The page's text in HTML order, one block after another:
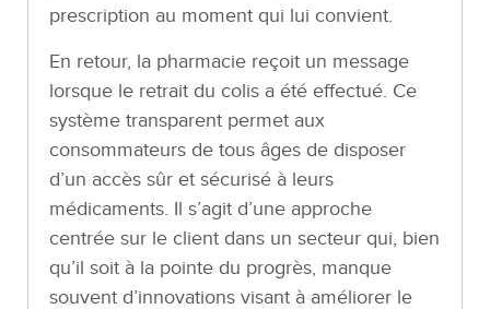
prescription au moment qui lui convient.
En retour, la pharmacie reçoit un message
lorsque le retrait du colis a été effectué. Ce
système transparent permet aux
consommateurs de tous âges de disposer
d’un accès sûr et sécurisé à leurs
médicaments. Il s’agit d’une approche
centrée sur le client dans un secteur qui, bien
qu’il soit à la pointe du progrès, manque
souvent d’innovations visant à améliorer le